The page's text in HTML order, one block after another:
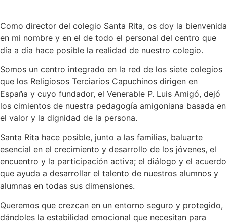
Como director del colegio Santa Rita, os doy la bienvenida
en mi nombre y en el de todo el personal del centro que
día a día hace posible la realidad de nuestro colegio.
Somos un centro integrado en la red de los siete colegios
que los Religiosos Terciarios Capuchinos dirigen en
España y cuyo fundador, el Venerable P. Luis Amigó, dejó
los cimientos de nuestra pedagogía amigoniana basada en
el valor y la dignidad de la persona.
Santa Rita hace posible, junto a las familias, baluarte
esencial en el crecimiento y desarrollo de los jóvenes, el
encuentro y la participación activa; el diálogo y el acuerdo
que ayuda a desarrollar el talento de nuestros alumnos y
alumnas en todas sus dimensiones.
Queremos que crezcan en un entorno seguro y protegido,
dándoles la estabilidad emocional que necesitan para